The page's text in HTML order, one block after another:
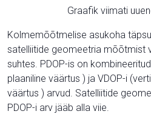
Graafik viimati
Kolmemõõtmelise asukoha
satelliitide geomeetria mõõtmist
suhtes. PDOP-is on
plaaniline väärtus ) ja VDOP-i
väärtus ) arvud. Satelliitide
PDOP-i arv jääb alla viie.